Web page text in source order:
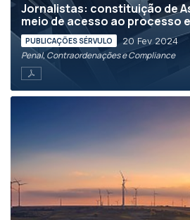
Jornalistas: constituição de
meio de acesso ao processo
PUBLICAÇÕES SÉRVULO 20 Fev 2024
Penal, Contraordenações e Compliance